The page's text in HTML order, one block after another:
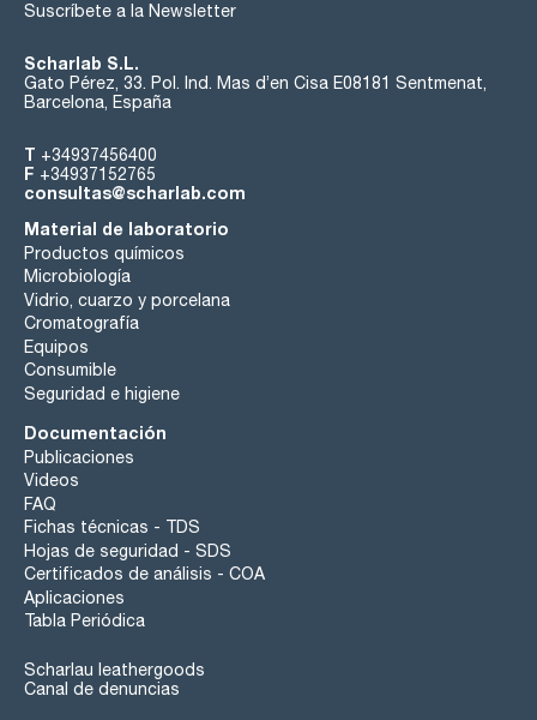
Suscríbete a la Newsletter
Scharlab S.L.
Gato Pérez, 33. Pol. Ind. Mas d’en Cisa E08181 Sentmenat,
Barcelona, España
T +34937456400
F +34937152765
consultas@scharlab.com
Material de laboratorio
Productos químicos
Microbiología
Vidrio, cuarzo y porcelana
Cromatografía
Equipos
Consumible
Seguridad e higiene
Documentación
Publicaciones
Videos
FAQ
Fichas técnicas - TDS
Hojas de seguridad - SDS
Certificados de análisis - COA
Aplicaciones
Tabla Periódica
Scharlau leathergoods
Canal de denuncias